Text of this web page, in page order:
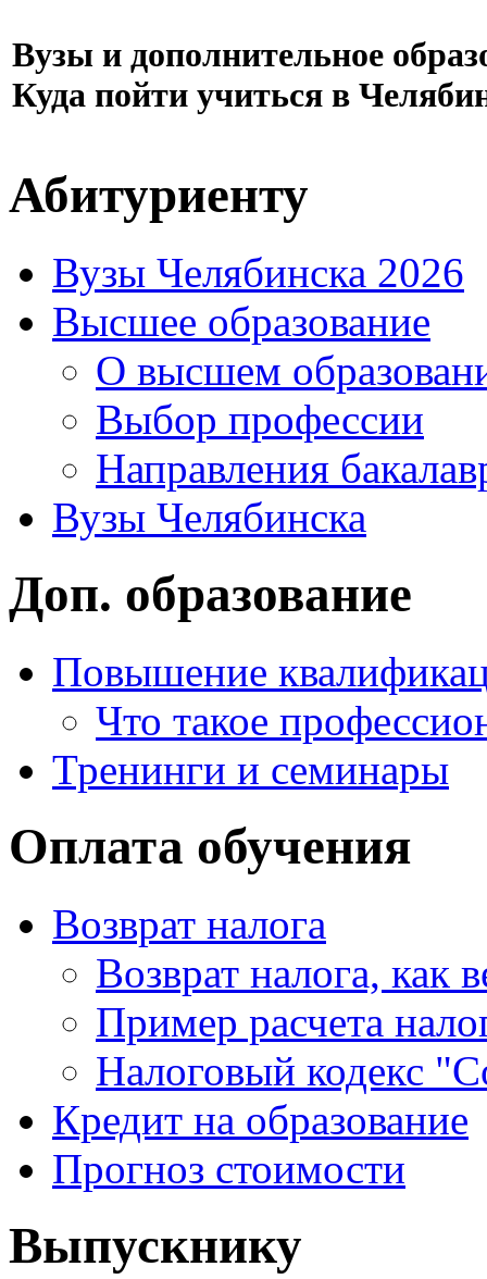
Вузы и дополнительное
Куда пойти учиться в
Абитуриенту
Вузы Челябинска 2026
Высшее образование
О высшем
Выбор профессии
Направления
Вузы Челябинска
Доп. образование
Повышение
Что такое
Тренинги и семинары
Оплата обучения
Возврат налога
Возврат налога, как
Пример расчета
Налоговый кодекс
Кредит на образование
Прогноз стоимости
Выпускнику